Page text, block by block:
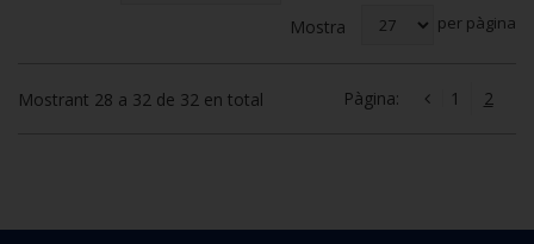
Mostra
per pàgina
Mostrant 28 a 32 de 32 en total Pàgina: 1 2